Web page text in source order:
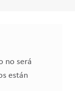
no será
están